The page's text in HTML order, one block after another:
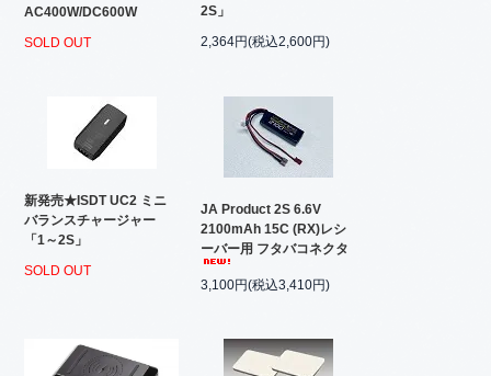
AC400W/DC600W
SOLD OUT
2S」
2,364円(税込2,600円)
新発売★ISDT UC2 ミニ
バランスチャージャー
「1～2S」
SOLD OUT
JA Product 2S 6.6V
2100mAh 15C (RX)レシ
ーバー用 フタバコネクタ
3,100円(税込3,410円)